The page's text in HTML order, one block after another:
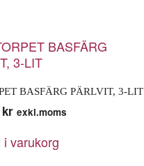
BASFÄRG PÄRLVIT, 3-LIT
kr exkl.moms
i varukorg